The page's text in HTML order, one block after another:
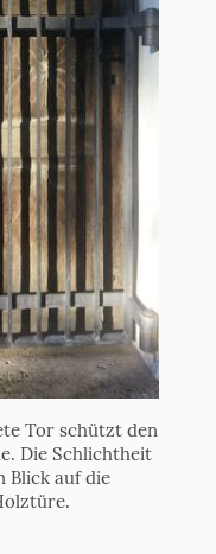
Tor schützt den
Die Schlichtheit
Blick auf die